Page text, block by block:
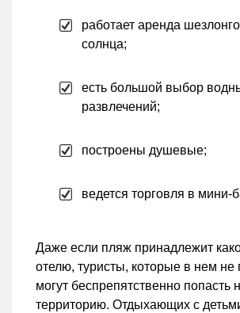
работает аренда
солнца;
есть большой выбор
развлечений;
построены душевые;
ведется торговля в мини-
Даже если пляж принадлежит
отелю, туристы, которые в нем не
могут беспрепятственно попасть
территорию. Отдыхающих с